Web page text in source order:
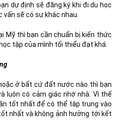
dự định sẽ đăng ký khi đi du học
vấn sẽ có sự khác nhau.
Mỹ thì bạn cần chuẩn bị kiến thức
tập của mình tối thiểu đạt khá.
ở bất cứ đất nước nào thì bạn
luôn có cảm giác nhớ nhà. Vì thế
tốt nhất để có thể tập trung vào
nhất và không ảnh hưởng tới kết